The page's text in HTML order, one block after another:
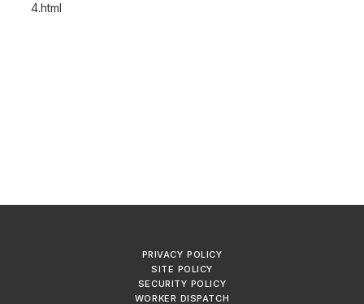
4.html
PRIVACY POLICY
SITE POLICY
SECURITY POLICY
WORKER DISPATCH